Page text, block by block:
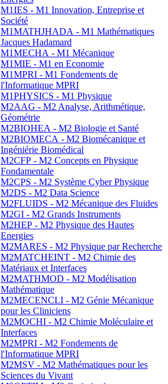
M1IES - M1 Innovation, Entreprise et
Société
M1MATHJHADA - M1 Mathématiques
Jacques Hadamard
M1MECHA - M1 Mécanique
M1MIE - M1 en Economie
M1MPRI - M1 Fondements de
l'Informatique MPRI
M1PHYSICS - M1 Physique
M2AAG - M2 Analyse, Arithmétique,
Géométrie
M2BIOHEA - M2 Biologie et Santé
M2BIOMECA - M2 Biomécanique et
Ingéniérie Biomédical
M2CFP - M2 Concepts en Physique
Fondamentale
M2CPS - M2 Système Cyber Physique
M2DS - M2 Data Science
M2FLUIDS - M2 Mécanique des Fluides
M2GI - M2 Grands Instruments
M2HEP - M2 Physique des Hautes
Energies
M2MARES - M2 Physique par Recherche
M2MATCHEINT - M2 Chimie des
Matériaux et Interfaces
M2MATHMOD - M2 Modélisation
Mathématique
M2MECENCLI - M2 Génie Mécanique
pour les Cliniciens
M2MOCHI - M2 Chimie Moléculaire et
Interfaces
M2MPRI - M2 Fondements de
l'Informatique MPRI
M2MSV - M2 Mathématiques pour les
Sciences du Vivant